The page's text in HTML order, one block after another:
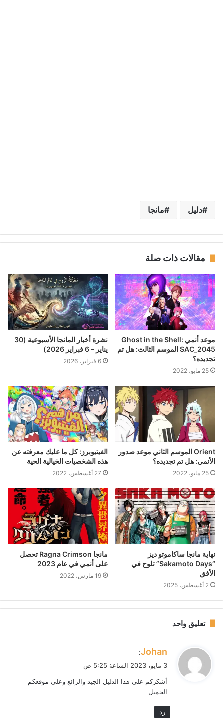
دليل مانجا
مقالات ذات صلة
موعد أنمي Ghost in the Shell:
SAC_2045 الموسم الثالث: هل تم
تجديده؟
25 مايو، 2022
نشرة أخبار المانجا الأسبوعية (30
يناير – 6 فبراير 2026)
6 فبراير، 2026
Orient الموسم الثاني موعد صدور
الأنمي: هل تم تجديده؟
25 مايو، 2022
الفيتيوبرز: كل ما عليك معرفته عن
هذه الشخصيات الخيالية الحية
27 أغسطس، 2022
نهاية مانجا ساكاموتو ديز
“Sakamoto Days” تلوح في
الأفق
2 أغسطس، 2025
مانجا Ragna Crimson تحصل
على أنمي في عام 2023
19 مارس، 2022
تعليق واحد
ي
ل
Johan
:
3 مايو، 2023 الساعة 5:25 ص
أشكركم على هذا الدليل الجيد والرائع وعلى موقعكم
الجميل
رد